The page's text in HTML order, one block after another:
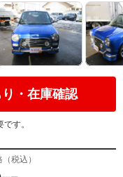
り・在庫確認
す。
税込）